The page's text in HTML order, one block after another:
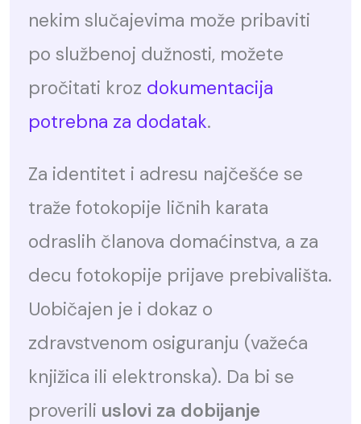
nekim slučajevima može pribaviti
po službenoj dužnosti, možete
pročitati kroz dokumentacija
potrebna za dodatak.
Za identitet i adresu najčešće se
traže fotokopije ličnih karata
odraslih članova domaćinstva, a za
decu fotokopije prijave prebivališta.
Uobičajen je i dokaz o
zdravstvenom osiguranju (važeća
knjižica ili elektronska). Da bi se
proverili uslovi za dobijanje